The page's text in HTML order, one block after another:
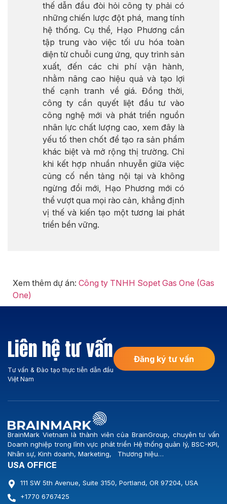
thế dẫn đầu đòi hỏi công ty phải có
những chiến lược đột phá, mang tính
hệ thống. Cụ thể, Hạo Phương cần
tập trung vào việc tối ưu hóa toàn
diện từ chuỗi cung ứng, quy trình sản
xuất, đến các chi phí vận hành,
nhằm nâng cao hiệu quả và tạo lợi
thế cạnh tranh về giá. Đồng thời,
công ty cần quyết liệt đầu tư vào
công nghệ mới và phát triển nguồn
nhân lực chất lượng cao, xem đây là
yếu tố then chốt để tạo ra sản phẩm
khác biệt và mở rộng thị trường. Chỉ
khi kết hợp nhuần nhuyễn giữa việc
củng cố nền tảng nội tại và không
ngừng đổi mới, Hạo Phương mới có
thể vượt qua mọi rào cản, khẳng định
vị thế và kiến tạo một tương lai phát
triển bền vững.
Xem thêm dự án: Công ty TNHH Sopet Gas One (Gas
One)
Liên hệ tư vấn
Tư vấn & Đào tạo thực tiễn dẫn đầu
Việt Nam
Đăng ký tư vấn
BrainMark Vietnam là thành viên của BrainGroup, chuyên tư vấn
Doanh nghiệp trong lĩnh vực phát triển Hệ thống quản lý, BSC-KPI,
Nhân sự, Kinh doanh, Marketing, Thương hiệu…
USA OFFICE
111 SW 5th Avenue, Suite 3150, Portland, OR 97204, USA
+1770 6767425